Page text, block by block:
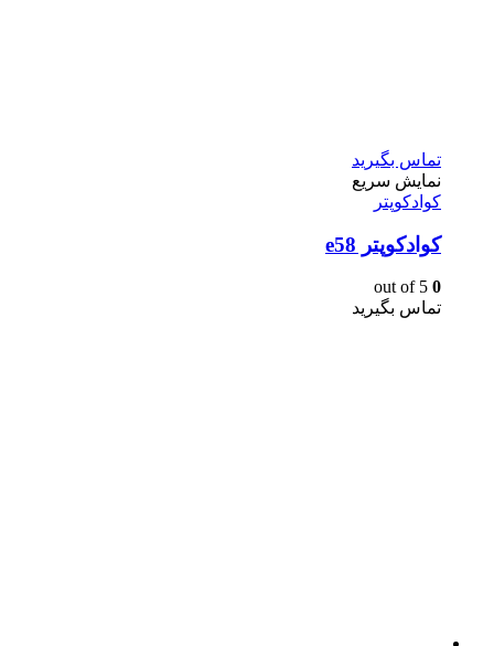
تماس بگیرید
نمایش سریع
کوادکوپتر
کوادکوپتر e58
0
تماس بگیرید